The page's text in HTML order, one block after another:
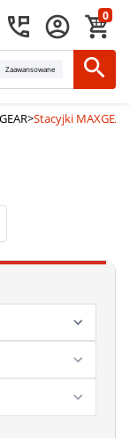
0
Zaawansowane
>Stacyjki MAXGEAR